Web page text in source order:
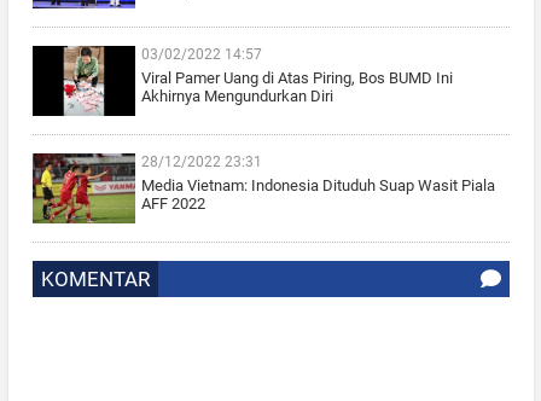
03/02/2022 14:57
Viral Pamer Uang di Atas Piring, Bos BUMD Ini
Akhirnya Mengundurkan Diri
28/12/2022 23:31
Media Vietnam: Indonesia Dituduh Suap Wasit Piala
AFF 2022
KOMENTAR